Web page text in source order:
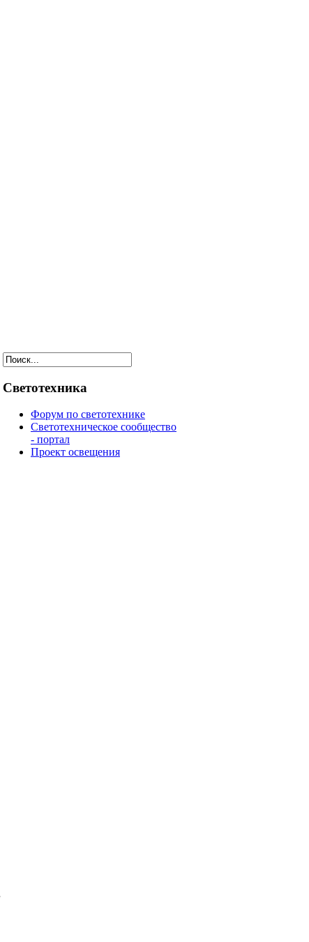
Светотехника
Форум по светотехнике
Светотехническое сообщество
- портал
Проект освещения